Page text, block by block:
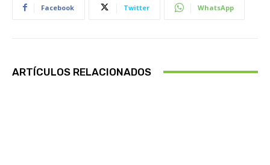
Facebook Twitter WhatsApp
ARTÍCULOS RELACIONADOS